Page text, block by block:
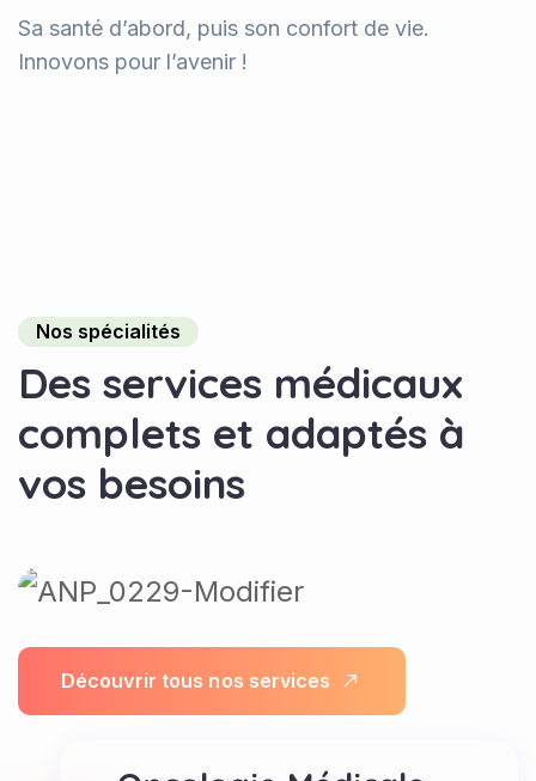
Sa santé d’abord, puis son confort de vie.
Innovons pour l’avenir !
Nos spécialités
Des services médicaux
complets et adaptés à
vos besoins
Découvrir tous nos services